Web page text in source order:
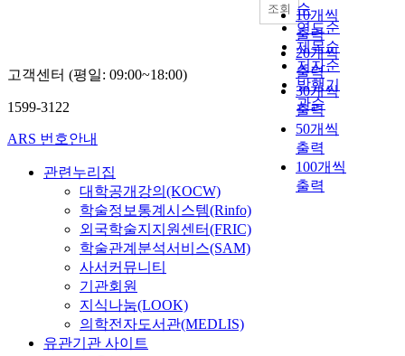
순
연도순
제목순
저자순
발행기
관순
10개씩
출력
20개씩
출력
30개씩
출력
50개씩
출력
100개씩
출력
조회
고객센터 (평일: 09:00~18:00)
1599-3122
ARS 번호안내
관련누리집
대학공개강의(KOCW)
학술정보통계시스템(Rinfo)
외국학술지지원센터(FRIC)
학술관계분석서비스(SAM)
사서커뮤니티
기관회원
지식나눔(LOOK)
의학전자도서관(MEDLIS)
유관기관 사이트